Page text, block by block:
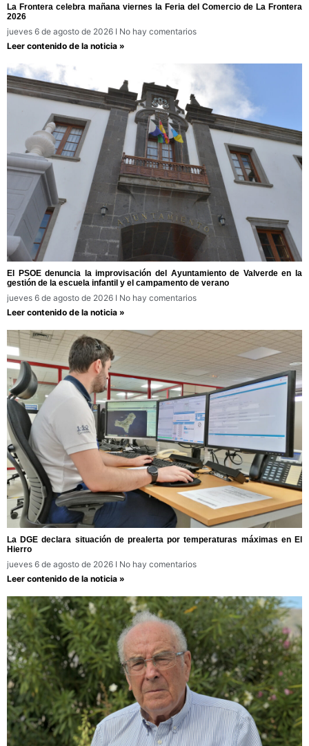
La Frontera celebra mañana viernes la Feria del Comercio de La Frontera
2026
jueves 6 de agosto de 2026
No hay comentarios
Leer contenido de la noticia »
El PSOE denuncia la improvisación del Ayuntamiento de Valverde en la
gestión de la escuela infantil y el campamento de verano
jueves 6 de agosto de 2026
No hay comentarios
Leer contenido de la noticia »
La DGE declara situación de prealerta por temperaturas máximas en El
Hierro
jueves 6 de agosto de 2026
No hay comentarios
Leer contenido de la noticia »